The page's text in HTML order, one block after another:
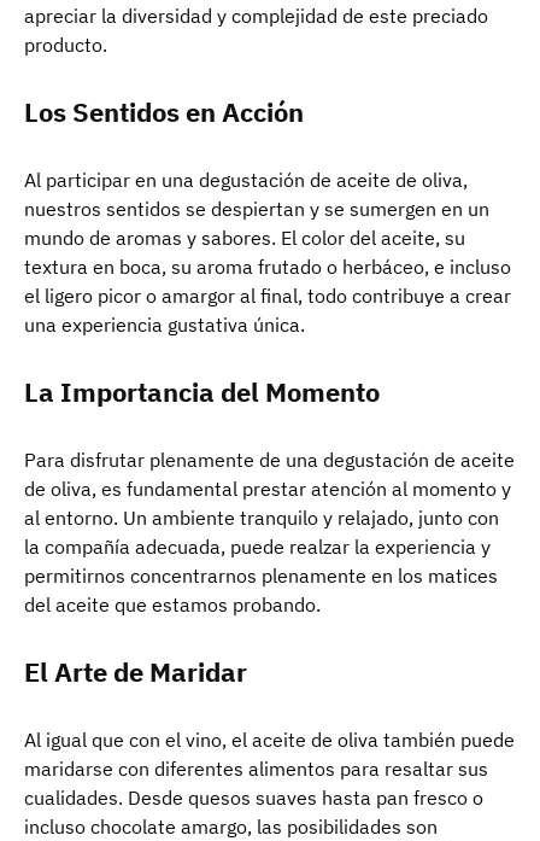
apreciar la diversidad y complejidad de este preciado
producto.
Los Sentidos en Acción
Al participar en una degustación de aceite de oliva,
nuestros sentidos se despiertan y se sumergen en un
mundo de aromas y sabores. El color del aceite, su
textura en boca, su aroma frutado o herbáceo, e incluso
el ligero picor o amargor al final, todo contribuye a crear
una experiencia gustativa única.
La Importancia del Momento
Para disfrutar plenamente de una degustación de aceite
de oliva, es fundamental prestar atención al momento y
al entorno. Un ambiente tranquilo y relajado, junto con
la compañía adecuada, puede realzar la experiencia y
permitirnos concentrarnos plenamente en los matices
del aceite que estamos probando.
El Arte de Maridar
Al igual que con el vino, el aceite de oliva también puede
maridarse con diferentes alimentos para resaltar sus
cualidades. Desde quesos suaves hasta pan fresco o
incluso chocolate amargo, las posibilidades son